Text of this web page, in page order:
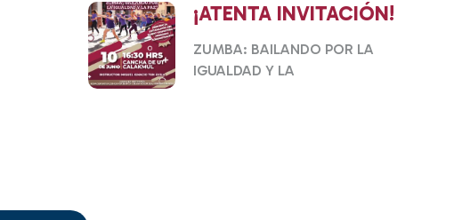
¡ATENTA INVITACIÓN!
ZUMBA: BAILANDO POR LA
IGUALDAD Y LA